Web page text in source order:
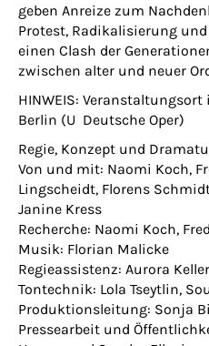
geben Anreize zum
Protest, Radikalisierung
einen Clash der
zwischen alter und neuer
HINWEIS:
Berlin (U Deutsche Oper)
Regie, Konzept und
Von und mit: Naomi Koch,
Lingscheidt, Florens
Janine Kress
Recherche: Naomi Koch,
Musik: Florian Malicke
Regieassistenz: Aurora
Tontechnik: Lola Tseytlin,
Produktionsleitung: Sonja
Pressearbeit und